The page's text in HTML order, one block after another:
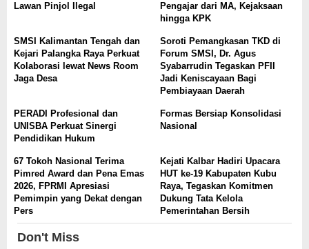
Lawan Pinjol Ilegal
Pengajar dari MA, Kejaksaan
hingga KPK
SMSI Kalimantan Tengah dan
Kejari Palangka Raya Perkuat
Kolaborasi lewat News Room
Jaga Desa
Soroti Pemangkasan TKD di
Forum SMSI, Dr. Agus
Syabarrudin Tegaskan PFII
Jadi Keniscayaan Bagi
Pembiayaan Daerah
PERADI Profesional dan
UNISBA Perkuat Sinergi
Pendidikan Hukum
Formas Bersiap Konsolidasi
Nasional
67 Tokoh Nasional Terima
Pimred Award dan Pena Emas
2026, FPRMI Apresiasi
Pemimpin yang Dekat dengan
Pers
Kejati Kalbar Hadiri Upacara
HUT ke-19 Kabupaten Kubu
Raya, Tegaskan Komitmen
Dukung Tata Kelola
Pemerintahan Bersih
Don't Miss